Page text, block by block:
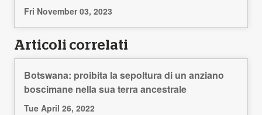
Fri November 03, 2023
Articoli correlati
Botswana: proibita la sepoltura di un anziano
boscimane nella sua terra ancestrale
Tue April 26, 2022